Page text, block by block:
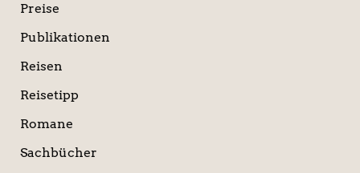
Preise
Publikationen
Reisen
Reisetipp
Romane
Sachbücher